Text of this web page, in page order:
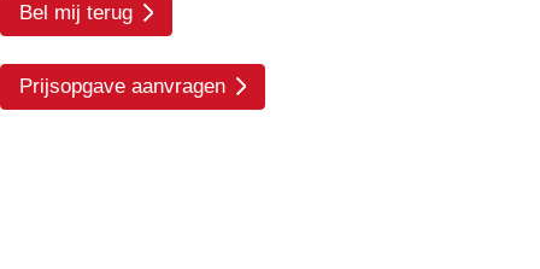
Bel mij terug
Prijsopgave aanvragen